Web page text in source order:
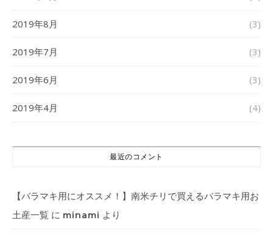
2019年8月 (3)
2019年7月 (3)
2019年6月 (3)
2019年4月 (4)
最近のコメント
【バラマキ用にオススメ！】南米チリで買えるバラマキ用お
土産一覧 に minami より